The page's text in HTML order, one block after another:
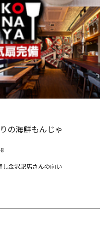
の海鮮もんじゃ
金沢駅店さんの向い